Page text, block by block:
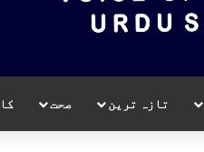
تازہ ترین صحت